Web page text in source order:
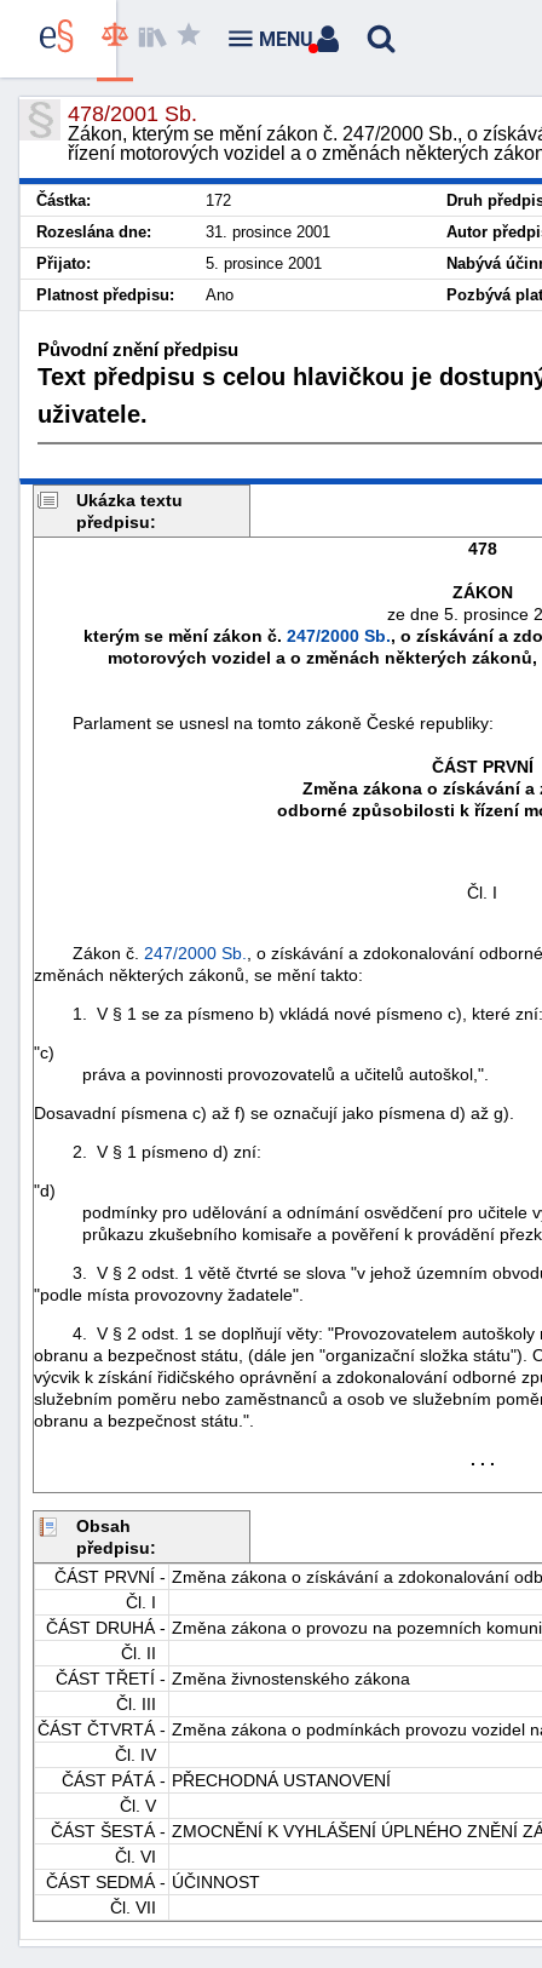
478/2001 Sb.
Zákon, kterým se mění zákon č. 247/2000 Sb., o
řízení motorových vozidel a o změnách některých
Částka: 172
Druh
Rozeslána dne:
31. prosince 2001
Autor
Přijato:
5. prosince 2001
Nabývá
Platnost předpisu:
Ano Pozbývá
Původní znění předpisu
Text předpisu s celou hlavičkou je
uživatele.
Ukázka textu
předpisu:
478
ZÁKON
ze dne 5. prosince
kterým se mění zákon č. 247/2000 Sb., o získávání a
motorových vozidel a o změnách některých
Parlament se usnesl na tomto zákoně České republiky:
ČÁST PRVNÍ
Změna zákona o získávání
odborné způsobilosti k řízení
Čl. I
Zákon č. 247/2000 Sb.
, o získávání a zdokonalování
změnách některých zákonů, se mění takto:
1. V § 1 se za písmeno b) vkládá nové písmeno c), které zní:
"c)
práva a povinnosti provozovatelů a učitelů autoškol,".
Dosavadní písmena c) až f) se označují jako písmena d) až g).
2. V § 1 písmeno d) zní:
"d)
podmínky pro udělování a odnímání osvědčení pro učitele
průkazu zkušebního komisaře a pověření k provádění
3. V § 2 odst. 1 větě čtvrté se slova "v jehož územním
"podle místa provozovny žadatele".
4. V § 2 odst. 1 se doplňují věty: "Provozovatelem autoškoly
obranu a bezpečnost státu, (dále jen "organizační složka státu").
výcvik k získání řidičského oprávnění a zdokonalování odborné
služebním poměru nebo zaměstnanců a osob ve služebním
obranu a bezpečnost státu.".
. . .
Obsah
předpisu:
ČÁST PRVNÍ - Změna zákona o získávání a zdokonalování
Čl. I
ČÁST DRUHÁ - Změna zákona o provozu na pozemních
Čl. II
ČÁST TŘETÍ - Změna živnostenského zákona
Čl. III
ČÁST ČTVRTÁ - Změna zákona o podmínkách provozu vozidel
Čl. IV
ČÁST PÁTÁ - PŘECHODNÁ USTANOVENÍ
Čl. V
ČÁST ŠESTÁ - ZMOCNĚNÍ K VYHLÁŠENÍ ÚPLNÉHO ZNĚNÍ
Čl. VI
ČÁST SEDMÁ - ÚČINNOST
Čl. VII
MENU
náhrady
+náhrady
-